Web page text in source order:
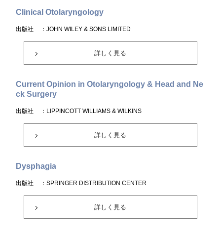
Clinical Otolaryngology
出版社 ：JOHN WILEY & SONS LIMITED
詳しく見る
Current Opinion in Otolaryngology & Head and Ne
ck Surgery
出版社 ：LIPPINCOTT WILLIAMS & WILKINS
詳しく見る
Dysphagia
出版社 ：SPRINGER DISTRIBUTION CENTER
詳しく見る